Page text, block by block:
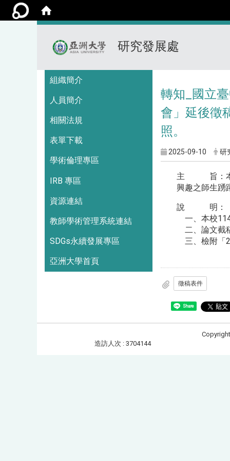
研究發展處
組織簡介
人員簡介
相關法規
表單下載
學術倫理專區
IRB 專區
資源連結
教師學術管理系統連結
SDGs永續發展專區
亞洲大學首頁
轉知_國立
會」延後徵
照。
2025-09-10 研
主 旨：本校
興趣之師生踴
說 明：
一、本校
二、論文截
三、檢附「
徵稿表件
Share
造訪人次 : 3704144